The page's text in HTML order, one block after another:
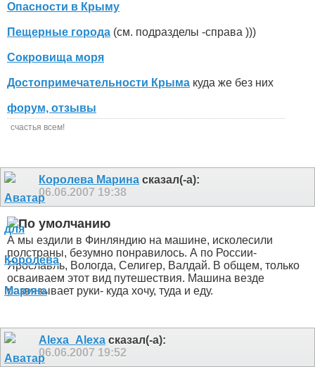
Опасности в Крыму
Пещерные города (см. подразделы -справа )))
Сокровища моря
Достопримечательности Крыма куда же без них
форум, отзывы
счастья всем!
Королева Марина сказал(-а):
06.06.2007 19:38
А мы ездили в Финляндию на машине, исколесили
полстраны, безумно понравилось. А по России-
Ярославль, Вологда, Селигер, Валдай. В общем, только
осваиваем этот вид путешествия. Машина везде
развязывает руки- куда хочу, туда и еду.
Alexa_Alexa сказал(-а):
06.06.2007 19:52